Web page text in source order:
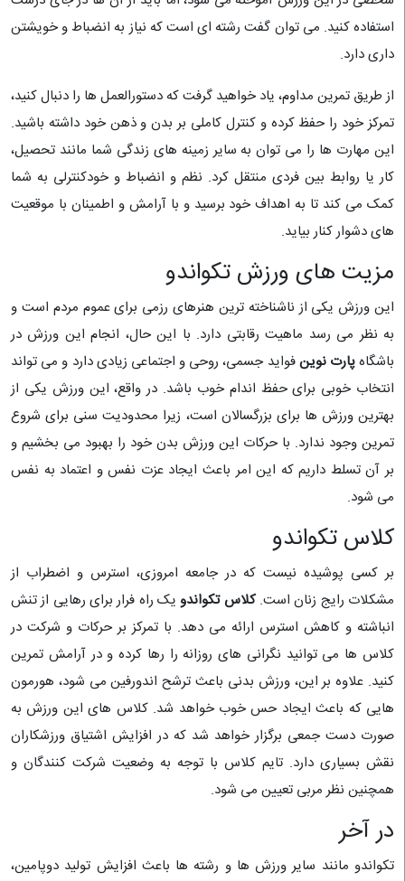
استفاده کنید. می توان گفت رشته ای است که نیاز به انضباط و خویشتن
داری دارد.
از طریق تمرین مداوم، یاد خواهید گرفت که دستورالعمل ها را دنبال کنید،
تمرکز خود را حفظ کرده و کنترل کاملی بر بدن و ذهن خود داشته باشید.
این مهارت ها را می توان به سایر زمینه های زندگی شما مانند تحصیل،
کار یا روابط بین فردی منتقل کرد. نظم و انضباط و خودکنترلی به شما
کمک می کند تا به اهداف خود برسید و با آرامش و اطمینان با موقعیت
های دشوار کنار بیاید.
مزیت های ورزش تکواندو
این ورزش یکی از ناشناخته ترین هنرهای رزمی برای عموم مردم است و
به نظر می رسد ماهیت رقابتی دارد. با این حال، انجام این ورزش در
باشگاهپارت نوینفواید جسمی، روحی و اجتماعی زیادی دارد و می تواند
انتخاب خوبی برای حفظ اندام خوب باشد. در واقع، این ورزش یکی از
بهترین ورزش ها برای بزرگسالان است، زیرا محدودیت سنی برای شروع
تمرین وجود ندارد. با حرکات این ورزش بدن خود را بهبود می بخشیم و
بر آن تسلط داریم که این امر باعث ایجاد عزت نفس و اعتماد به نفس
می شود.
کلاس تکواندو
بر کسی پوشیده نیست که در جامعه امروزی، استرس و اضطراب از
مشکلات رایج زنان است.کلاس تکواندویک راه فرار برای رهایی از تنش
انباشته و کاهش استرس ارائه می دهد. با تمرکز بر حرکات و شرکت در
کلاس ها می توانید نگرانی های روزانه را رها کرده و در آرامش تمرین
کنید. علاوه بر این، ورزش بدنی باعث ترشح اندورفین می شود، هورمون
هایی که باعث ایجاد حس خوب خواهد شد. کلاس های این ورزش به
صورت دست جمعی برگزار خواهد شد که در افزایش اشتیاق ورزشکاران
نقش بسیاری دارد. تایم کلاس با توجه به وضعیت شرکت کنندگان و
همچنین نظر مربی تعیین می شود.
در آخر
تکواندو مانند سایر ورزش ها و رشته ها باعث افزایش تولید دوپامین،